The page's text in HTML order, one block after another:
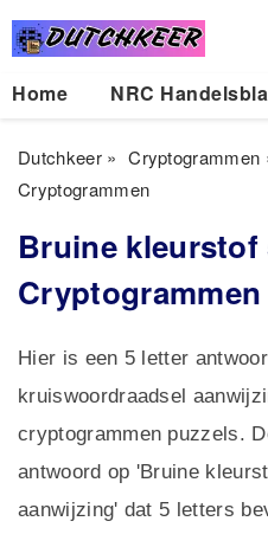
Home NRC
Dutchkeer» Cryptogrammen
Cryptogrammen
Bruine kleurstof
Cryptogrammen
Hier is een 5 letter
kruiswoordraadsel
cryptogrammen puzzels.
antwoord op 'Bruine
aanwijzing' dat 5 letters